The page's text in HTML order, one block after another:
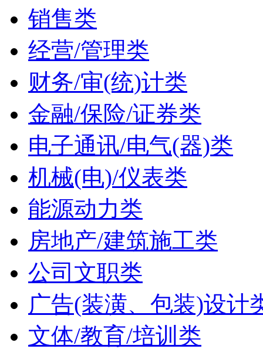
销售类
经营/管理类
财务/审(统)计类
金融/保险/证券类
电子通讯/电气(器)类
机械(电)/仪表类
能源动力类
房地产/建筑施工类
公司文职类
广告(装潢、包装)设计
文体/教育/培训类